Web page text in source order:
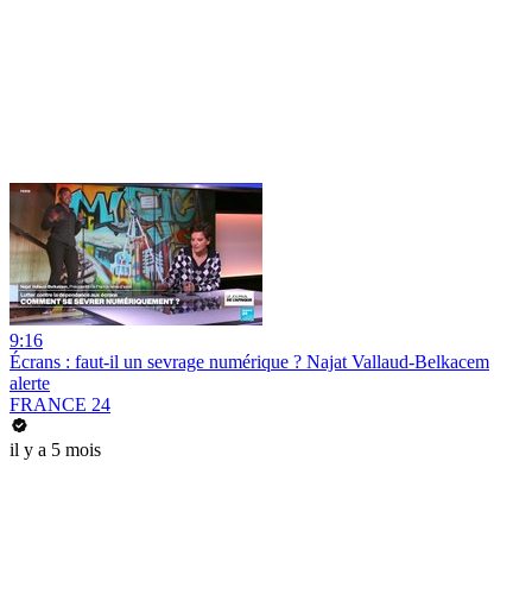
9:16
Écrans : faut-il un sevrage numérique ? Najat Vallaud-Belkacem
alerte
FRANCE 24
il y a 5 mois